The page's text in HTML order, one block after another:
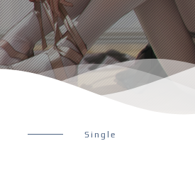
Single